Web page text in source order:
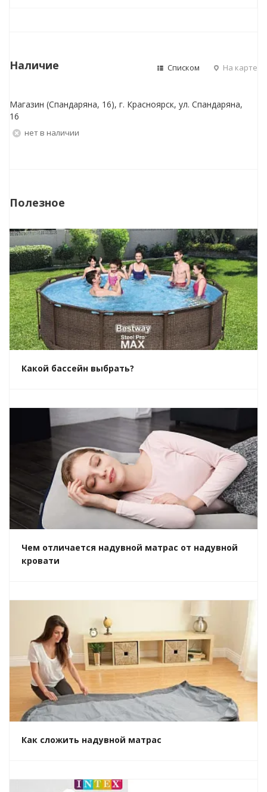
Наличие Списком На карте
Магазин (Спандаряна, 16), г. Красноярск, ул. Спандаряна,
16
Нет в наличии
Полезное
Какой бассейн выбрать?
Чем отличается надувной матрас от надувной
кровати
Как сложить надувной матрас